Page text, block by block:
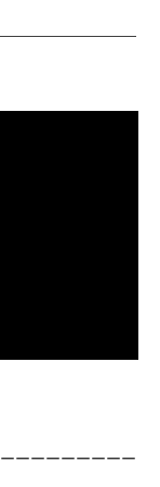
ーーーーーーーー